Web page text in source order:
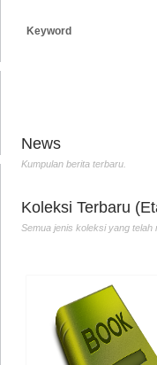
Keyword
News
Kumpulan berita terbaru.
Koleksi Terbaru
Semua jenis koleksi yang telah
Penulis :Pramudya
Toer
Th.Terbit :2012